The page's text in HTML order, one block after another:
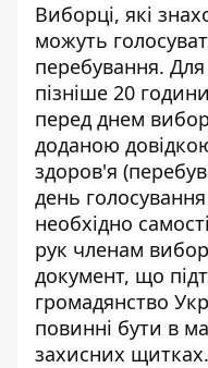
Виборці, які
можуть
перебування.
пізніше 20
перед днем
доданою
здоров'я
день
необхідно
рук членам
документ, що
громадянство
повинні бути в
захисних щитках.